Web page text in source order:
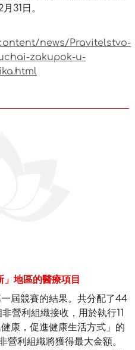
31日。
news/Pravitelstvo-
zakupok-u-
地區的醫療項目
屆競賽的結果。共分配了44
營利組織接收，用於執行11
康，促進健康生活方式」的
營利組織將獲得最大金額。